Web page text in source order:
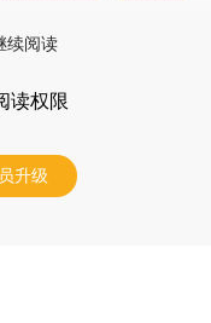
续阅读
读权限
升级